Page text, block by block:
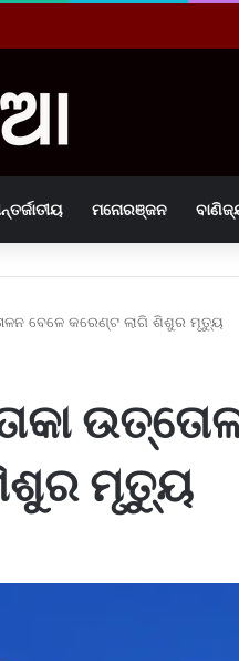
ମନୋରଞ୍ଜନ
ବେଳେ କରେଣ୍ଟ ଲାଗି ଶିଶୁର ମୃତ୍ୟୁ
ମୃତ୍ୟୁ